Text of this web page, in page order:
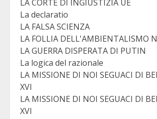
LA CORTE DI INGIUSTIZIA UE
La declaratio
LA FALSA SCIENZA
LA FOLLIA DELL'AMBIENTALISMO
LA GUERRA DISPERATA DI PUTIN
La logica del razionale
LA MISSIONE DI NOI SEGUACI DI
XVI
LA MISSIONE DI NOI SEGUACI DI
XVI